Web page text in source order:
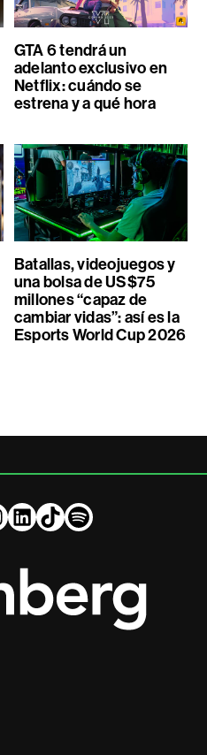
GTA 6 tendrá un
adelanto exclusivo en
Netflix: cuándo se
estrena y a qué hora
Batallas, videojuegos y
una bolsa de US$75
millones “capaz de
cambiar vidas”: así es la
Esports World Cup 2026